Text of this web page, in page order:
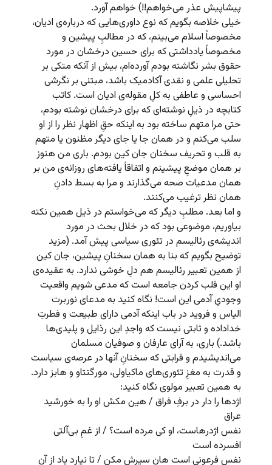
پیشاپیش عذر می‌خواهم!!) خواهم آورد.
خیلی خلاصه بگویم که نوع داوری‌هایی که درباره‌ی ادیان،
مخصوصاً اسلام می‌بینم، که در مطالبِ پیشین و
مخصوصاً یادداشتی که برای حسین درخشان در مورد
حقوق بشر نگاشته بودم آورده‌ام، بیش از آنکه متکی بر
تحلیلی علمی و نقدی آکادمیک باشد، مبتنی بر نگرشی
احساسی و عاطفی به کلِ مقوله‌ی ادیان است. کاتب
کتابچه در ذیلِ نوشته‌ای که برای درخشان نوشته بودم،
حتی مرا متهم ساخته بود به اینکه حقِ اظهار نظر را از او
سلب می‌کنم و در همان جا یا جای دیگر مظنون یا متهم
به قلب و تحریف سخنان جان کین بودم. باری من هنوز
بر همان موضعِ پیشینم و اتفاقاً یافته‌های روزانه‌ی من بر
همان مدعیات صحه می‌گذارند و مرا به بسط دادنِ
همان نظر ترغیب می‌کنند.
و اما بعد. مطلبِ دیگر که می‌خواستم در ذیل همین نکته
بیاوریم، موضوعی بود که در خلال بحث در مورد
اندیشه‌ی رئالیسم در تئوری سیاسی پیش آمد. (مزید
توضیح بگویم که بنا به همان سخنانِ پیشین، جان کین
از همین تعبیر رئالیسم هم دلِ خوشی ندارد. به عقیده‌ی
او این قلب کردن جامعه است که مدعی شویم واقعیت
وجودیِ آدمی این است! نگاه کنید به مدعای نوربرت
الیاس و فروید در باب اینکه آدمی دارای طبیعت و فطرتِ
خداداده و ثابتی نیست که واجدِ این رذایل و پلیدی‌ها
باشد.) باری، به آرای عارفان و صوفیان مسلمان
می‌اندیشیدم و قرابتی که سخنانِ آنها در عرصه‌ی سیاست
و قدرت به مغزِ تئوری‌های ماکیاولی، مورگنتاو و هابز دارد.
به همین تعبیر مولوی نگاه کنید:
اژدها را دار در برفِ فراق / هین مکش او را به خورشید
عراق
نفس اژدرهاست، او کی مرده است؟ / از غمِ بی‌آلتی
افسرده است
نفس فرعونی است هان سیرش مکن / تا نیارد یاد از آن